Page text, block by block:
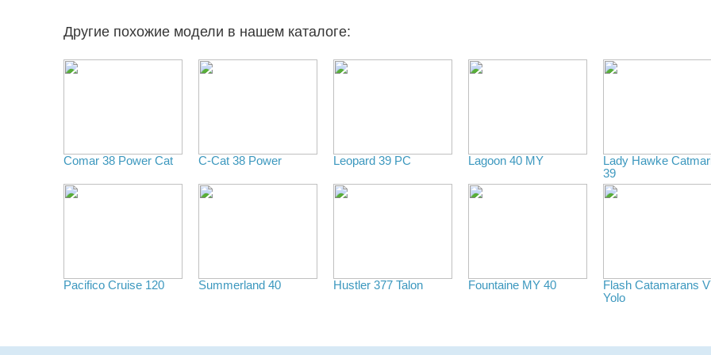
Другие похожие модели в нашем каталоге:
Comar 38 Power Cat C-Cat 38 Power Leopard 39 PC Lagoon 40 MY
Lady Hawke
39
Pacifico Cruise 120 Summerland 40 Hustler 377 Talon Fountaine MY 40
Flash Catamarans
Yolo